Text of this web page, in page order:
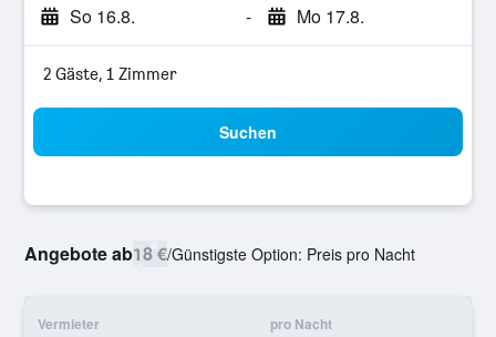
So 16.8. - Mo 17.8.
2 Gäste, 1 Zimmer
Suchen
Angebote ab18 €/Günstigste Option: Preis pro Nacht
Vermieter pro Nacht